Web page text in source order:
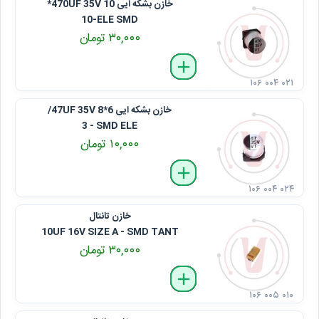
خازن بشکه ایی 470UF 35V 10*
10-ELE SMD
۳۰,۰۰۰ تومان
delete
remove
add
۱۰۶ ۰۰۴ ۰۲۱
خازن بشکه ایی 47UF 35V 8*6/
3 - SMD ELE
۱۰,۰۰۰ تومان
delete
remove
add
۱۰۶ ۰۰۴ ۰۲۴
خازن تانتال
10UF 16V SIZE A - SMD TANT
۳۰,۰۰۰ تومان
delete
remove
add
۱۰۶ ۰۰۵ ۰۱۰